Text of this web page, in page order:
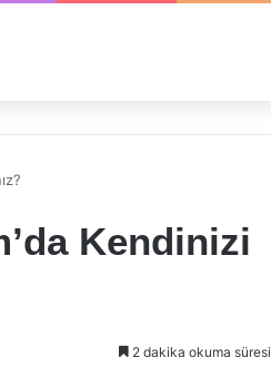
Kendinizi
2 dakika okuma süresi